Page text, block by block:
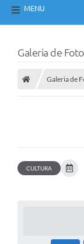
MENU
Galeria de
Galeria de
CULTURA